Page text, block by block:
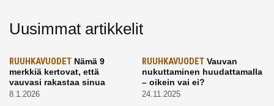
Uusimmat artikkelit
RUUHKAVUODET Nämä 9
merkkiä kertovat, että
vauvasi rakastaa sinua
8.1.2026
RUUHKAVUODETVauvan
nukuttaminen huudattamalla
– oikein vai ei?
24.11.2025